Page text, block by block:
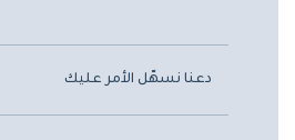
دعنا نسهّل الأمر عليك